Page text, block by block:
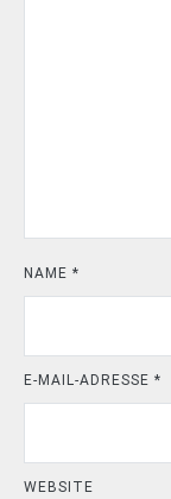
NAME *
E-MAIL-ADRESSE *
WEBSITE